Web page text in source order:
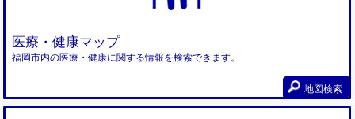
医療・健康マップ
福岡市内の医療・健康に関する情報を検索できます。
地図検索